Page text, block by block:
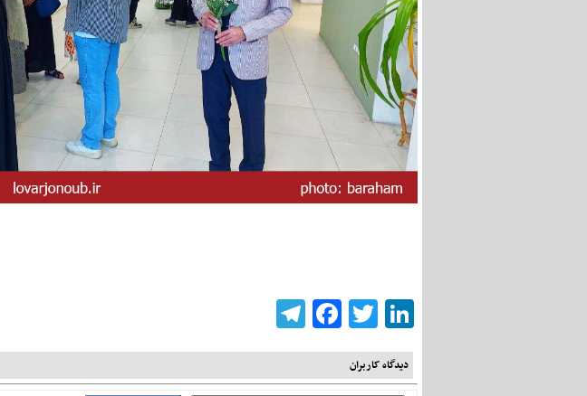
LinkedIn
Twitter
Facebook
دیدگاه کاربران